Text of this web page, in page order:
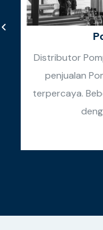
Distributor
penjualan
terpercaya.